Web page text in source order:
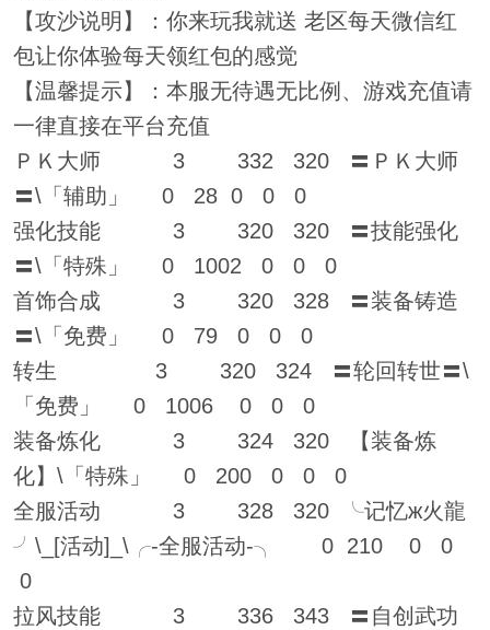
【攻沙说明】：你来玩我就送 老区每天微信红
包让你体验每天领红包的感觉
【温馨提示】：本服无待遇无比例、游戏充值请
一律直接在平台充值
ＰＫ大师 3 332 320 〓ＰＫ大师
〓\「辅助」 0 28 0 0 0
强化技能 3 320 320 〓技能强化
〓\「特殊」 0 1002 0 0 0
首饰合成 3 320 328 〓装备铸造
〓\「免费」 0 79 0 0 0
转生 3 320 324 〓轮回转世〓\
「免费」 0 1006 0 0 0
装备炼化 3 324 320 【装备炼
化】\「特殊」 0 200 0 0 0
全服活动 3 328 320 ╰记忆ж火龍
╯\_[活动]_\╭-全服活动-╮ 0 210 0 0
0
拉风技能 3 336 343 〓自创武功